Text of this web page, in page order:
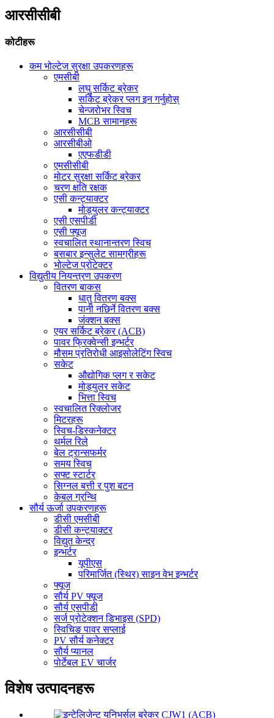
आरसीसीबी
कोटीहरू
कम भोल्टेज सुरक्षा उपकरणहरू
एमसीबी
लघु सर्किट ब्रेकर
सर्किट ब्रेकर प्लग इन गर्नुहोस्
चेन्जरोभर स्विच
MCB सामानहरू
आरसीसीबी
आरसीबीओ
एएफडीडी
एमसीसीबी
मोटर सुरक्षा सर्किट ब्रेकर
चरण क्षति रक्षक
एसी कन्ट्याक्टर
मोड्युलर कन्ट्याक्टर
एसी एसपीडी
एसी फ्यूज
स्वचालित स्थानान्तरण स्विच
बसबार इन्सुलेट सामग्रीहरू
भोल्टेज प्रोटेक्टर
विद्युतीय नियन्त्रण उपकरण
वितरण बाकस
धातु वितरण बक्स
पानी नछिर्ने वितरण बक्स
जंक्शन बक्स
एयर सर्किट ब्रेकर (ACB)
पावर फ्रिक्वेन्सी इन्भर्टर
मौसम प्रतिरोधी आइसोलेटिंग स्विच
सकेट
औद्योगिक प्लग र सकेट
मोड्युलर सकेट
भित्ता स्विच
स्वचालित रिक्लोजर
मिटरहरू
स्विच-डिस्कनेक्टर
थर्मल रिले
बेल ट्रान्सफर्मर
समय स्विच
सफ्ट स्टार्टर
सिग्नल बत्ती र पुश बटन
केबल ग्रन्थि
सौर्य ऊर्जा उपकरणहरू
डीसी एमसीबी
डीसी कन्ट्याक्टर
विद्युत केन्द्र
इन्भर्टर
यूपीएस
परिमार्जित (स्थिर) साइन वेभ इन्भर्टर
फ्यूज
सौर्य PV फ्यूज
सौर्य एसपीडी
सर्ज प्रोटेक्शन डिभाइस (SPD)
स्विचिङ पावर सप्लाई
PV सौर्य कनेक्टर
सौर्य प्यानल
पोर्टेबल EV चार्जर
विशेष उत्पादनहरू